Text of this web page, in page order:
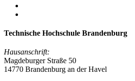
Technische Hochschule Brandenburg
Hausanschrift:
Magdeburger Straße 50
14770 Brandenburg an der Havel